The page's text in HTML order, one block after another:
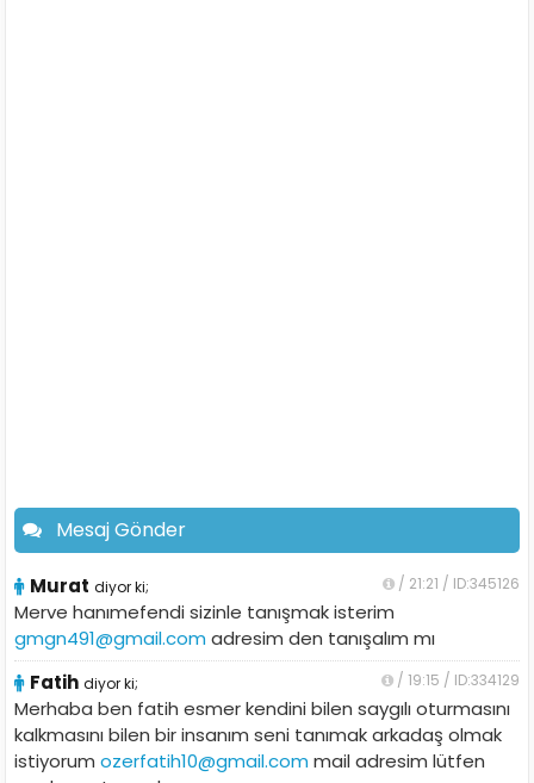
Mesaj Gönder
Murat diyor ki; / 21:21 / ID:345126
Merve hanımefendi sizinle tanışmak isterim
gmgn491@gmail.com adresim den tanışalım mı
Fatih diyor ki; / 19:15 / ID:334129
Merhaba ben fatih esmer kendini bilen saygılı oturmasını
kalkmasını bilen bir insanım seni tanımak arkadaş olmak
istiyorumozerfatih10@gmail.com mail adresim lütfen